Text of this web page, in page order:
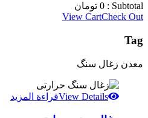
Subtotal :
0 تومان
View CartCheck Out
Tag
معدن زغال سنگ
View Detailsقراءة المزيد